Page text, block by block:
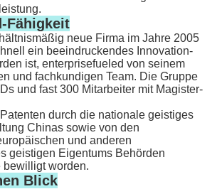
Fähigkeit
neue Firma im Jahre 2005
ein beeindruckendes Innovation-
ist, enterprisefueled von seinem
und fachkundigen Team. Die Gruppe
und fast 300 Mitarbeiter mit Magister-
durch die nationale geistiges
Chinas sowie von den
und anderen
geistigen Eigentums Behörden
bewilligt worden.
Blick